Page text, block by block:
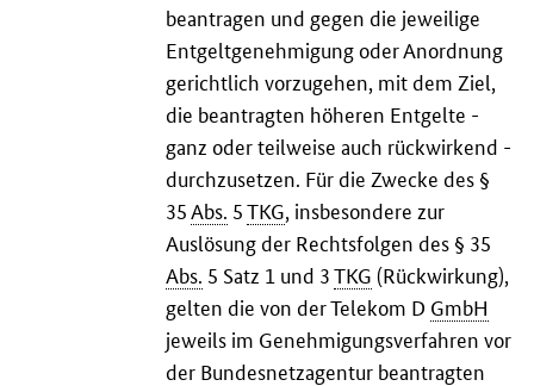
beantragen und gegen die jeweilige
Entgeltgenehmigung oder Anordnung
gerichtlich vorzugehen, mit dem Ziel,
die beantragten höheren Entgelte -
ganz oder teilweise auch rückwirkend -
durchzusetzen. Für die Zwecke des §
35 Abs. 5TKG , insbesondere zur
Auslösung der Rechtsfolgen des § 35
Abs. 5 Satz 1 und 3TKG (Rückwirkung),
gelten die von der Telekom D GmbH
jeweils im Genehmigungsverfahren vor
der Bundesnetzagentur beantragten